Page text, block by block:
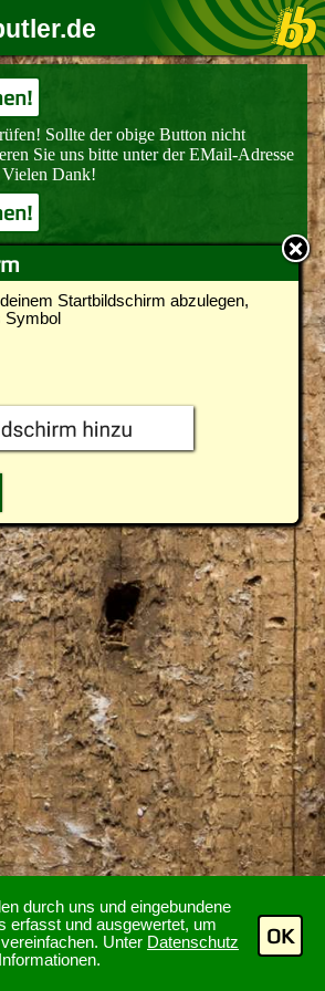
durch uns und eingebundene
erfasst und ausgewertet, um
Unter Datenschutz
OK
Startbildschirm abzulegen,
Symbol